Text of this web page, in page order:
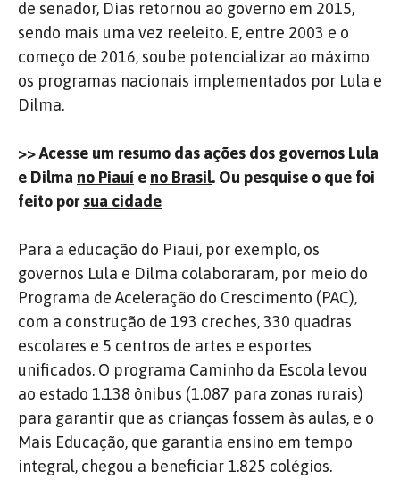
de senador, Dias retornou ao governo em 2015,
sendo mais uma vez reeleito. E, entre 2003 e o
começo de 2016, soube potencializar ao máximo
os programas nacionais implementados por Lula e
Dilma.
>> Acesse um resumo das ações dos governos Lula
e Dilma no Piauí e no Brasil. Ou pesquise o que foi
feito porsua cidade
Para a educação do Piauí, por exemplo, os
governos Lula e Dilma colaboraram, por meio do
Programa de Aceleração do Crescimento (PAC),
com a construção de 193 creches, 330 quadras
escolares e 5 centros de artes e esportes
unificados. O programa Caminho da Escola levou
ao estado 1.138 ônibus (1.087 para zonas rurais)
para garantir que as crianças fossem às aulas, e o
Mais Educação, que garantia ensino em tempo
integral, chegou a beneficiar 1.825 colégios.